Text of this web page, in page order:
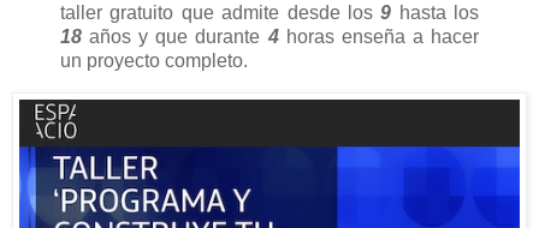
taller gratuito que admite desde los9 hasta los
18 años y que durante 4 horas enseña a hacer
un proyecto completo.